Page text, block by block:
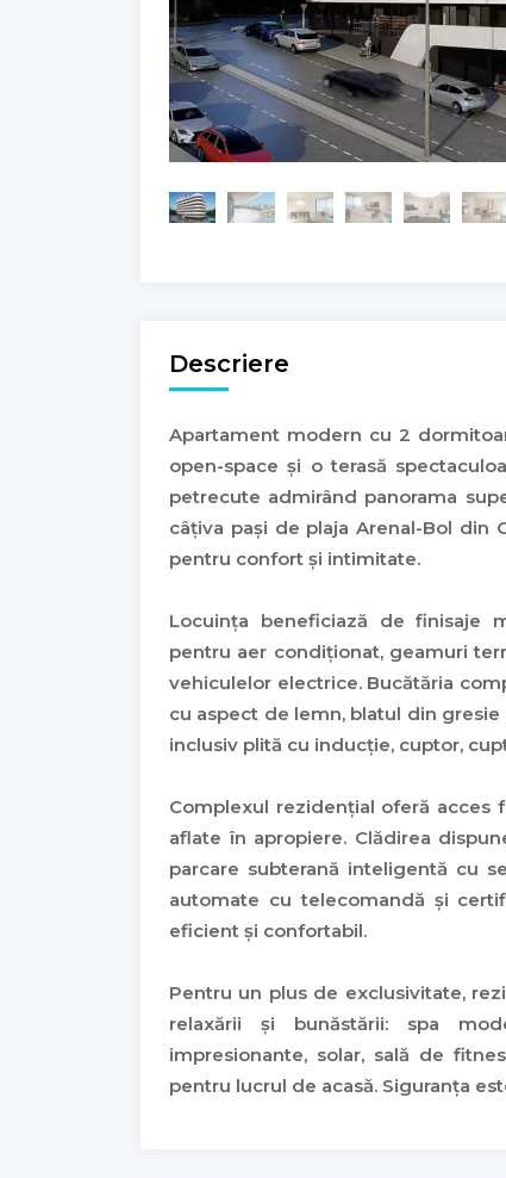
Descriere
Apartament modern cu 2
open-space și o terasă
petrecute admirând panorama
câțiva pași de plaja Arenal-Bol din
pentru confort și intimitate.
Locuința beneficiază de finisaje
pentru aer condiționat, geamuri
vehiculelor electrice. Bucătăria
cu aspect de lemn, blatul din gresie
inclusiv plită cu inducție, cuptor,
Complexul rezidențial oferă acces
aflate în apropiere. Clădirea
parcare subterană inteligentă cu
automate cu telecomandă și
eficient și confortabil.
Pentru un plus de exclusivitate,
relaxării și bunăstării: spa
impresionante, solar, sală de
pentru lucrul de acasă. Siguranța